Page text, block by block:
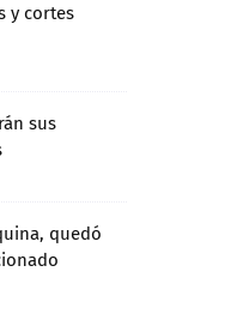
y cortes
sus
quedó